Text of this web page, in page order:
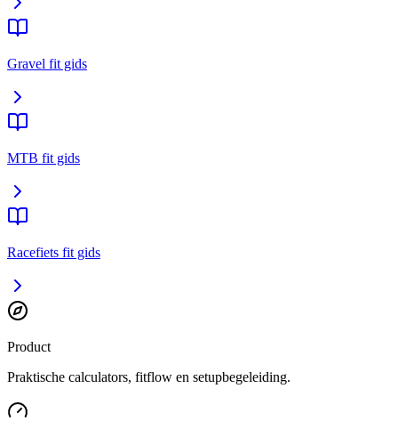
Gravel fit gids
MTB fit gids
Racefiets fit gids
Product
Praktische calculators, fitflow en setupbegeleiding.